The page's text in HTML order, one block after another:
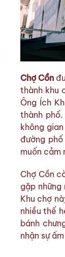
Chợ Cồn
thành khu
Ông Ích
thành
không
đường
muốn cảm
Chợ Cồn
gặp
Khu chợ
nhiều thế
bánh
nhận sự